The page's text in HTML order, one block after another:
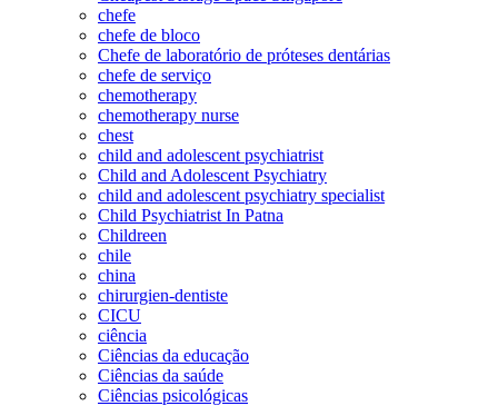
chefe
chefe de bloco
Chefe de laboratório de próteses dentárias
chefe de serviço
chemotherapy
chemotherapy nurse
chest
child and adolescent psychiatrist
Child and Adolescent Psychiatry
child and adolescent psychiatry specialist
Child Psychiatrist In Patna
Childreen
chile
china
chirurgien-dentiste
CICU
ciência
Ciências da educação
Ciências da saúde
Ciências psicológicas